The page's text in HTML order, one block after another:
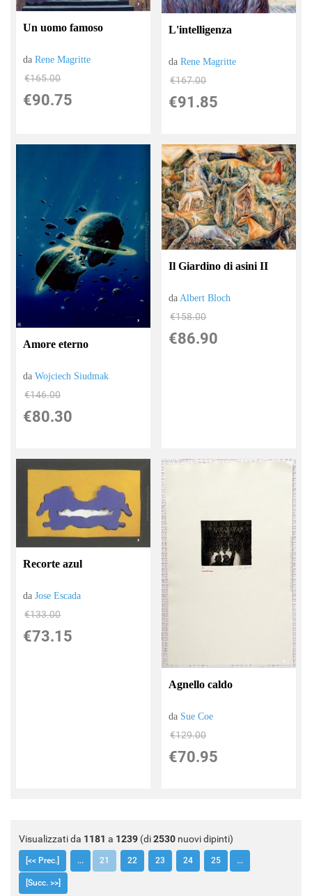
Un uomo famoso
daRene Magritte
€165.00
€90.75
L'intelligenza
daRene Magritte
€167.00
€91.85
Amore eterno
daWojciech Siudmak
€146.00
€80.30
Il Giardino di asini II
da Albert Bloch
€158.00
€86.90
Recorte azul
daJose Escada
€133.00
€73.15
Agnello caldo
da Sue Coe
€129.00
€70.95
Visualizzati da 1181 a 1239 (di2530 nuovi dipinti)
[<< Prec.] ... 21 22 23 24 25 ...
[Succ. >>]